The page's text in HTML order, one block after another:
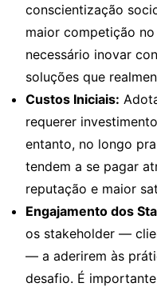
conscientização
maior competição
necessário inovar
soluções que
Custos Iniciais:
requerer
entanto, no longo
tendem a se pagar
reputação e maior
Engajamento dos
os stakeholder —
— a aderirem às
desafio. É